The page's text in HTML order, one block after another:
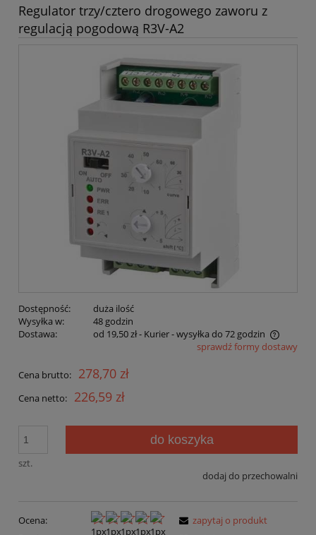
Regulator trzy/cztero drogowego zaworu z
regulacją pogodową R3V-A2
Dostępność:
duża ilość
Wysyłka w:
48 godzin
Dostawa:
od 19,50 zł- Kurier - wysyłka do 72 godzin
Cena nie zawiera ewentualnych kosztów płatnościsprawdź formy dostawy
Cena brutto: 278,70 zł
Cena netto: 226,59 zł
szt.
do koszyka
dodaj do przechowalni
Ocena:
zapytaj o produkt